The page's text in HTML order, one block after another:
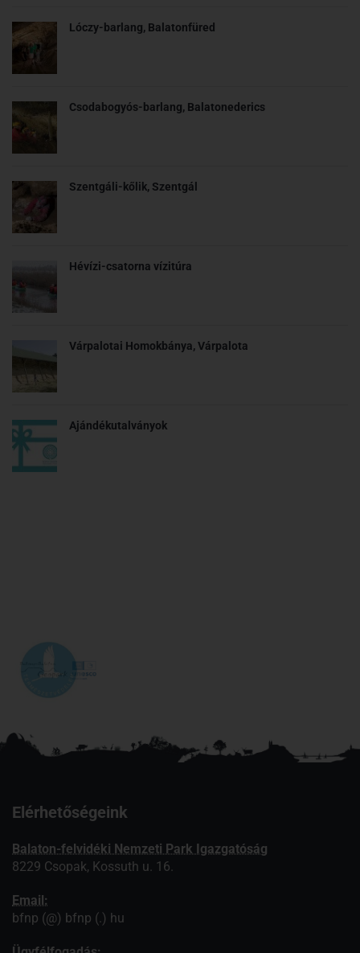
Lóczy-barlang, Balatonfüred
Csodabogyós-barlang, Balatonederics
Szentgáli-kőlik, Szentgál
Hévízi-csatorna vízitúra
Várpalotai Homokbánya, Várpalota
Ajándékutalványok
Elérhetőségeink
Balaton-felvidéki Nemzeti Park Igazgatóság
8229 Csopak, Kossuth u. 16.
Email:
bfnp (@) bfnp (.) hu